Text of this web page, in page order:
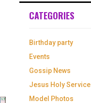
CATEGORIES
Birthday party
Events
Gossip News
Jesus Holy Service
Model Photos